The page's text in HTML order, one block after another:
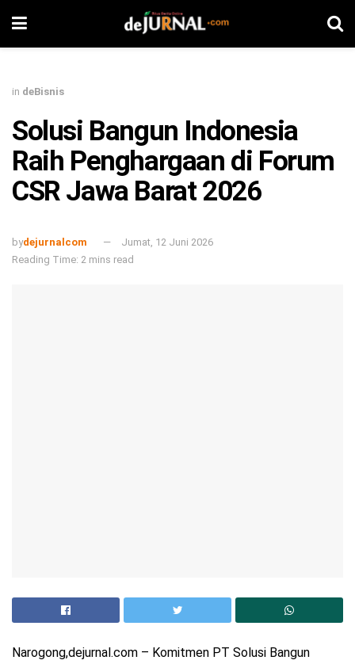
in deBisnis
Solusi Bangun Indonesia
Raih Penghargaan di Forum
CSR Jawa Barat 2026
bydejurnalcom
Jumat, 12 Juni 2026
Reading Time: 2 mins read
Narogong,dejurnal.com – Komitmen PT Solusi Bangun